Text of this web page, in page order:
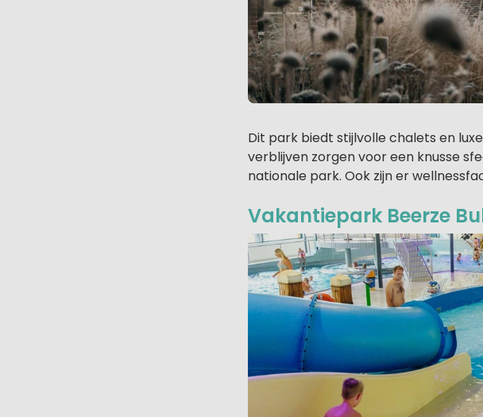
Dit park biedt stijlvolle chalets en
verblijven zorgen voor een knusse
nationale park. Ook zijn er
Vakantiepark Beerze